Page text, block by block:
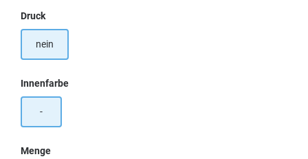
Druckauswählen
nein
Innenfarbeauswählen
-
Menge